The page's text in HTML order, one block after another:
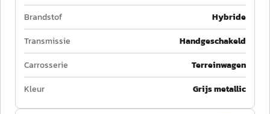
Brandstof
Hybride
Transmissie
Handgeschakeld
Carrosserie
Terreinwagen
Kleur
Grijs metallic